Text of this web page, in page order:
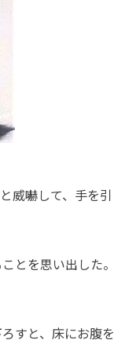
威嚇して、手を引
とを思い出した。
すと、床にお腹を